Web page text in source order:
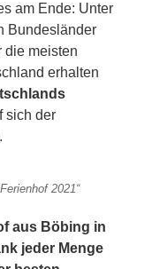
am Ende: Unter
Bundesländer
die meisten
erhalten
sich der
2021“
aus Böbing in
jeder Menge